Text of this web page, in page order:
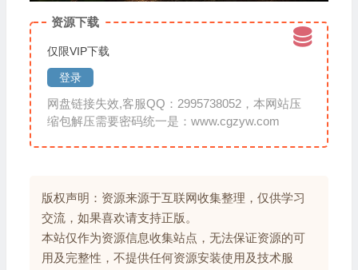
资源下载
仅限VIP下载
登录
网盘链接失效,客服QQ：2995738052，本网站压
缩包解压需要密码统一是：www.cgzyw.com
版权声明：资源来源于互联网收集整理，仅供学习
交流，如果喜欢请支持正版。
本站仅作为资源信息收集站点，无法保证资源的可
用及完整性，不提供任何资源安装使用及技术服